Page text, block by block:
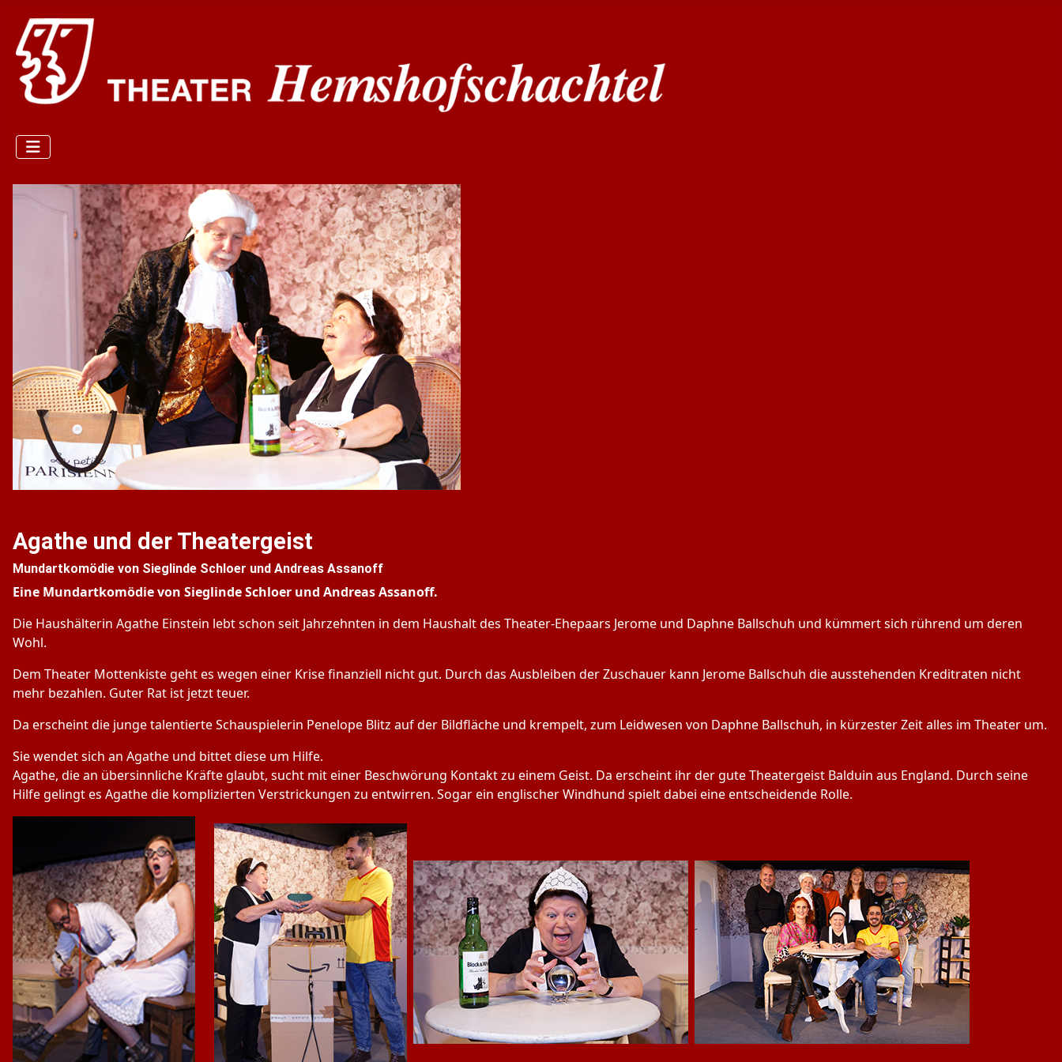
Agathe und der Theatergeist
Mundartkomödie von Sieglinde Schloer und Andreas Assanoff
Eine Mundartkomödie von Sieglinde Schloer und Andreas Assanoff.
Die Haushälterin Agathe Einstein lebt schon seit Jahrzehnten in dem Haushalt des Theater-Ehepaars Jerome und Daphne Ballschuh und kümmert sich rührend um deren
Wohl.
Dem Theater Mottenkiste geht es wegen einer Krise finanziell nicht gut. Durch das Ausbleiben der Zuschauer kann Jerome Ballschuh die ausstehenden Kreditraten nicht
mehr bezahlen. Guter Rat ist jetzt teuer.
Da erscheint die junge talentierte Schauspielerin Penelope Blitz auf der Bildfläche und krempelt, zum Leidwesen von Daphne Ballschuh, in kürzester Zeit alles im Theater um.
Sie wendet sich an Agathe und bittet diese um Hilfe.
Agathe, die an übersinnliche Kräfte glaubt, sucht mit einer Beschwörung Kontakt zu einem Geist. Da erscheint ihr der gute Theatergeist Balduin aus England. Durch seine
Hilfe gelingt es Agathe die komplizierten Verstrickungen zu entwirren. Sogar ein englischer Windhund spielt dabei eine entscheidende Rolle.